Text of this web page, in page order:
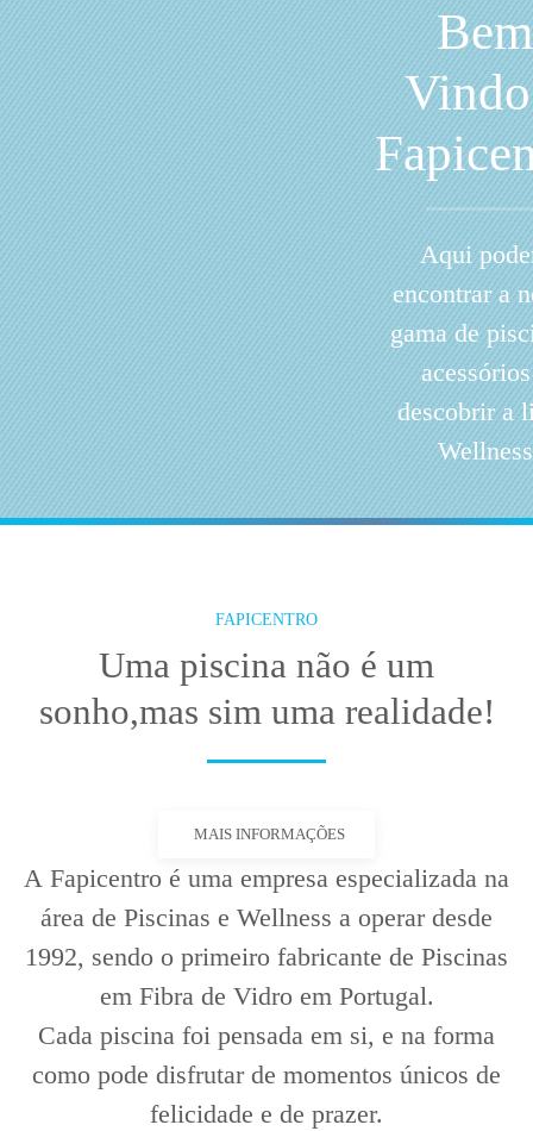
Bem
Aqui
encontrar a
gama de
descobrir a
Wellness
FAPICENTRO
Uma piscina não é um
sonho,mas sim uma realidade!
MAIS INFORMAÇÕES
A Fapicentro é uma empresa especializada na
área de Piscinas e Wellness a operar desde
1992, sendo o primeiro fabricante de Piscinas
em Fibra de Vidro em Portugal.
Cada piscina foi pensada em si, e na forma
como pode disfrutar de momentos únicos de
felicidade e de prazer.